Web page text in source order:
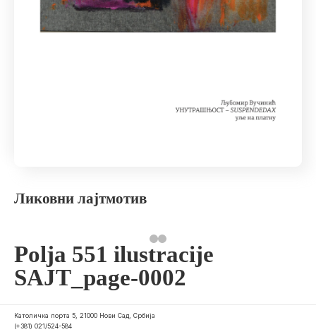
Ликовни лајтмотив
Polja 551 ilustracije
SAJT_page-0002
Католичка порта 5, 21000 Нови Сад, Србија
(+381) 021/524-584